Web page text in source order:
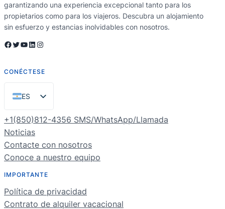
garantizando una experiencia excepcional tanto para los
propietarios como para los viajeros. Descubra un alojamiento
sin esfuerzo y estancias inolvidables con nosotros.
Facebook Twitter YouTube LinkedIn Instagram
CONÉCTESE
ES
EN
PT
FR
DE
NL
RU
+1(850)812-4356 SMS/WhatsApp/Llamada
Noticias
Contacte con nosotros
Conoce a nuestro equipo
IMPORTANTE
Política de privacidad
Contrato de alquiler vacacional